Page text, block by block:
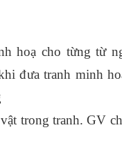
hoạ cho từng từ
đưa tranh minh
trong tranh. GV